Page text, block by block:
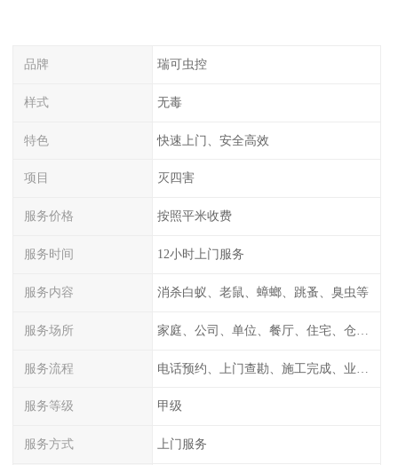
品牌 瑞可虫控
样式 无毒
特色 快速上门、安全高效
项目 灭四害
服务价格 按照平米收费
服务时间 12小时上门服务
服务内容 消杀白蚁、老鼠、蟑螂、跳蚤、臭虫等
服务场所
服务流程
服务等级 甲级
服务方式 上门服务